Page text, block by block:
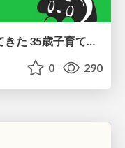
川下り型キャリア感できのこってきた 35歳子育て世帯の葛藤
0 290